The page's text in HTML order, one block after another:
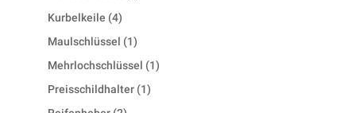
Kurbelkeile 44
products
Maulschlüssel 11
product
Mehrlochschlüssel 11
Preisschildhalter 11